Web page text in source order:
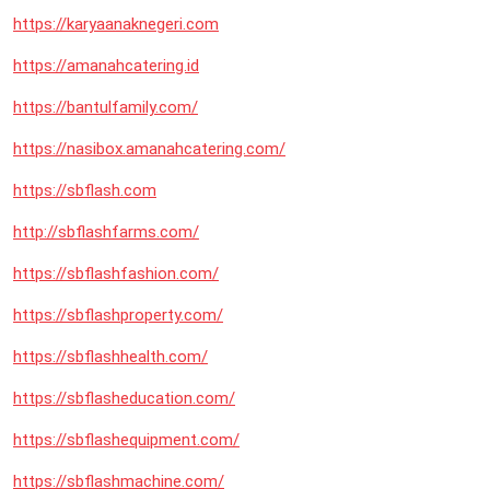
https://karyaanaknegeri.com
https://amanahcatering.id
https://bantulfamily.com/
https://nasibox.amanahcatering.com/
https://sbflash.com
http://sbflashfarms.com/
https://sbflashfashion.com/
https://sbflashproperty.com/
https://sbflashhealth.com/
https://sbflasheducation.com/
https://sbflashequipment.com/
https://sbflashmachine.com/